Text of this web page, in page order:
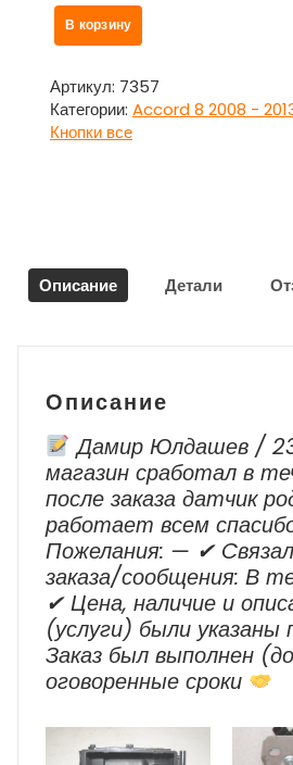
Количество
товара
включения
подушки
пассажира
Accord
8
В корзину
Артикул: 7357
Категории: Accord 8 2008 -
Кнопки все
Описание Детали
Описание
Дамир Юлдашев /
магазин сработал в
после заказа датчик
работает всем
Пожелания: — ✔
заказа/сообщения: В
✔ Цена, наличие и
(услуги) были указаны
Заказ был выполнен
оговоренные сроки